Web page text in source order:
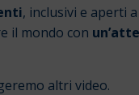
, inclusivi e aperti
il mondo con
altri video.